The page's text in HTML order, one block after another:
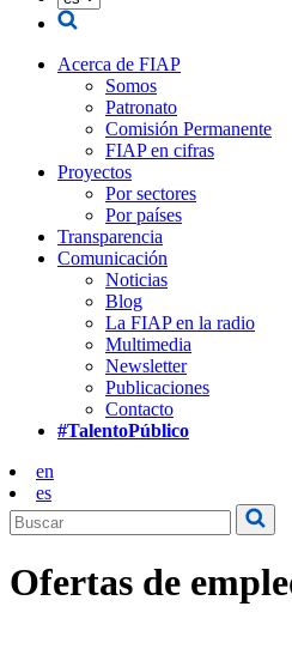
Acerca de FIAP
Somos
Patronato
Comisión Permanente
FIAP en cifras
Proyectos
Por sectores
Por países
Transparencia
Comunicación
Noticias
Blog
La FIAP en la radio
Multimedia
Newsletter
Publicaciones
Contacto
#TalentoPúblico
en
es
Ofertas de